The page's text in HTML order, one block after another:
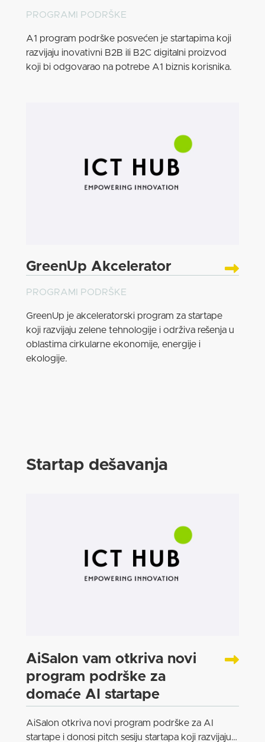
PROGRAMI PODRŠKE
A1 program podrške posvećen je startapima koji
razvijaju inovativni B2B ili B2C digitalni proizvod
koji bi odgovarao na potrebe A1 biznis korisnika.
GreenUp Akcelerator
PROGRAMI PODRŠKE
GreenUp je akceleratorski program za startape
koji razvijaju zelene tehnologije i održiva rešenja u
oblastima cirkularne ekonomije, energije i
ekologije.
Startap dešavanja
AiSalon vam otkriva novi
program podrške za
domaće AI startape
AiSalon otkriva novi program podrške za AI
startape i donosi pitch sesiju startapa koji razvijaju…